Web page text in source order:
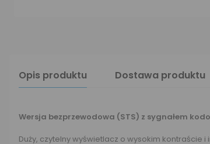
Opis produktu Dostawa produktu
Wersja bezprzewodowa (STS) z sygnałem
Duży, czytelny wyświetlacz o wysokim kontraście